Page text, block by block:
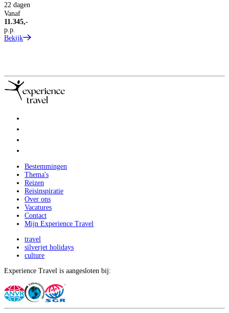
22 dagen
Vanaf
11.345,-
p.p.
Bekijk
Bestemmingen
Thema's
Reizen
Reisinspiratie
Over ons
Vacatures
Contact
Mijn Experience Travel
travel
silverjet holidays
culture
Experience Travel is aangesloten bij: